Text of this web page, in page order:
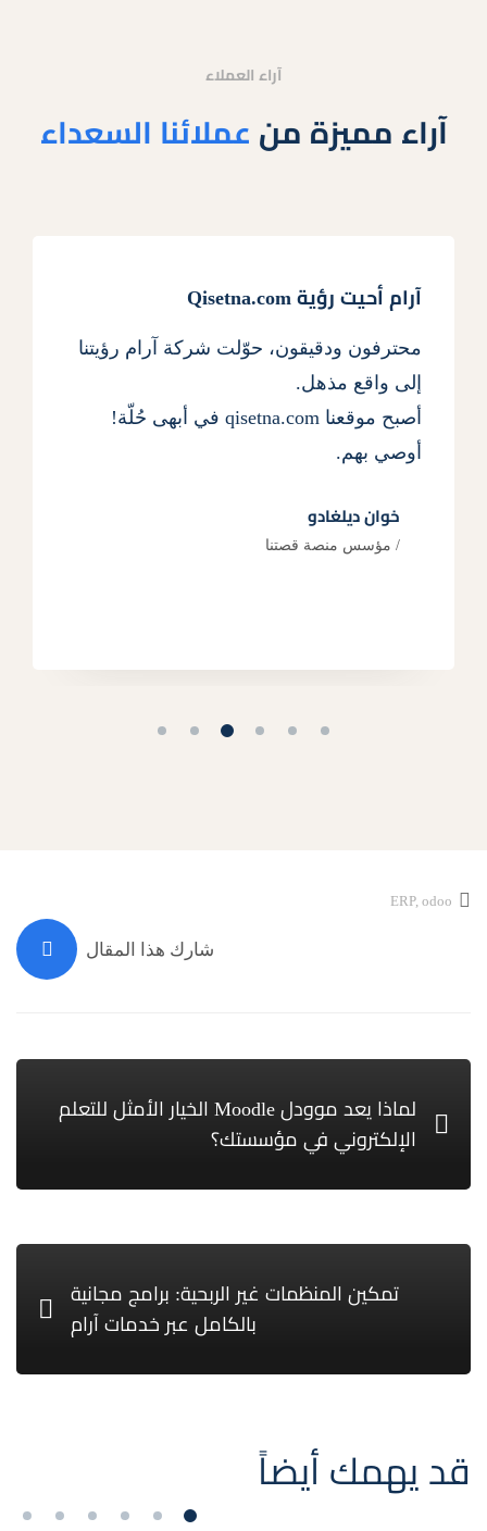
آراء العملاء
آراء مميزة من عملائنا السعداء
آرام أحيت رؤية Qisetna.com
محترفون ودقيقون، حوّلت شركة آرام رؤيتنا
إلى واقع مذهل.
أصبح موقعنا qisetna.com في أبهى حُلّة!
أوصي بهم.
خوان ديلغادو
مؤسس منصة قصتنا
ERP, odoo
شارك هذا المقال
لماذا يعد موودل Moodle الخيار الأمثل للتعلم
الإلكتروني في مؤسستك؟
تمكين المنظمات غير الربحية: برامج مجانية
بالكامل عبر خدمات آرام
قد يهمك أيضاً